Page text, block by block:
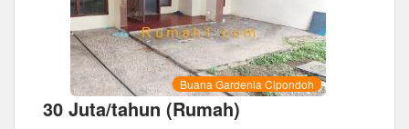
Buana Gardenia Cipondoh
30 Juta/tahun (Rumah)